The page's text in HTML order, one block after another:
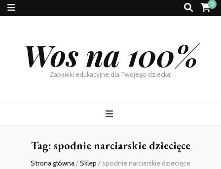
0
Wos na 100%
Zabawki edukacyjne dla Twojego dziecka!
Tag: spodnie narciarskie dziecięce
Strona główna/Sklep / spodnie narciarskie dziecięce